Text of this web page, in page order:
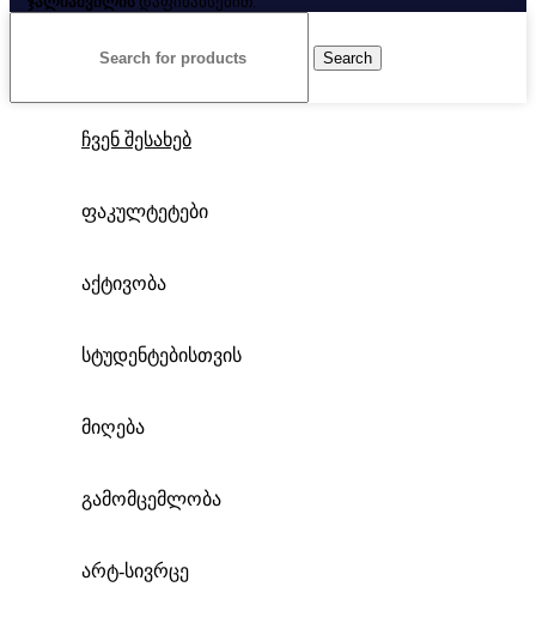
Search
ჩვენ შესახებ
ფაკულტეტები
აქტივობა
სტუდენტებისთვის
მიღება
გამომცემლობა
არტ-სივრცე